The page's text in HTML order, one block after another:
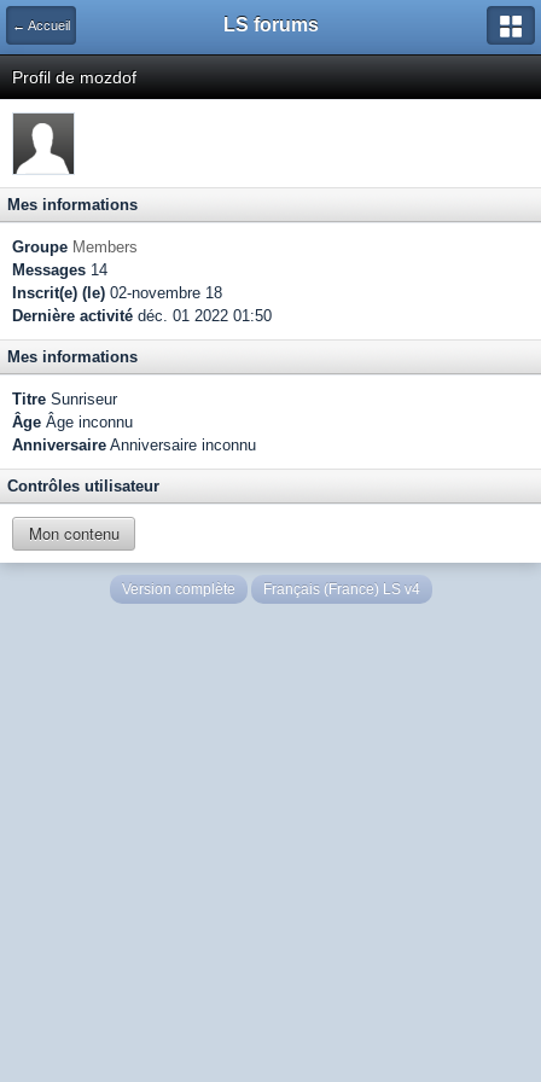
← Accueil LS forums
Profil de mozdof
Mes informations
Groupe Members
Messages 14
Inscrit(e) (le) 02-novembre 18
Dernière activité déc. 01 2022 01:50
Mes informations
Titre Sunriseur
Âge Âge inconnu
Anniversaire Anniversaire inconnu
Contrôles utilisateur
Mon contenu
Version complète Français (France) LS v4